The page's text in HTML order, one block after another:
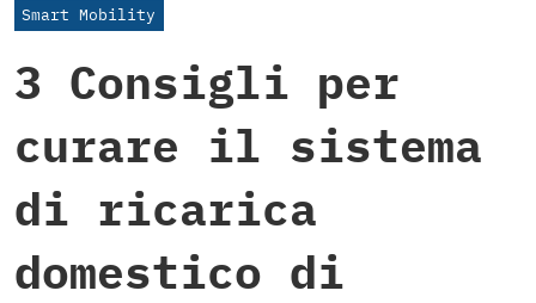
Smart Mobility
3 Consigli per
curare il sistema
di ricarica
domestico di